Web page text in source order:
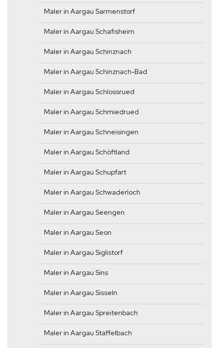
Maler in Aargau Sarmenstorf
Maler in Aargau Schafisheim
Maler in Aargau Schinznach
Maler in Aargau Schinznach-Bad
Maler in Aargau Schlossrued
Maler in Aargau Schmiedrued
Maler in Aargau Schneisingen
Maler in Aargau Schöftland
Maler in Aargau Schupfart
Maler in Aargau Schwaderloch
Maler in Aargau Seengen
Maler in Aargau Seon
Maler in Aargau Siglistorf
Maler in Aargau Sins
Maler in Aargau Sisseln
Maler in Aargau Spreitenbach
Maler in Aargau Staffelbach